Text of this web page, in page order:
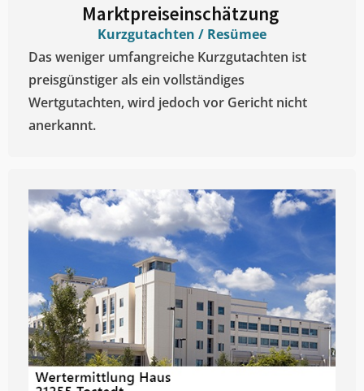
Marktpreiseinschätzung ​
Kurzgutachten / Resümee
Das weniger umfangreiche Kurzgutachten ist
preisgünstiger als ein vollständiges
Wertgutachten, wird jedoch vor Gericht nicht
anerkannt.